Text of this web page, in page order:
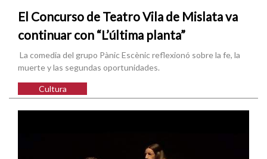
El Concurso de Teatro Vila de Mislata va
continuar con “L’última planta”
La comedia del grupo Pànic Escènic reflexionó sobre la fe, la
muerte y las segundas oportunidades.
Cultura